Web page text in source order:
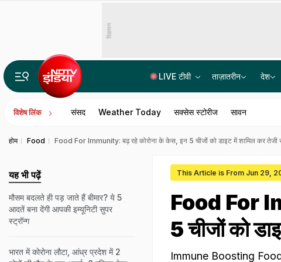
विज्ञापन
LIVE टीवी ताज़ातरीन देश
विशेष लिंक संसद Weather Today सक्सेस स्टोरीज सावन
होम Food Food For Immunity: बढ़ रहे कोरोना के केस, इन 5 चीजों को डाइट में शामिल कर तेजी से
This Article is From Jun 29,
Food For
5 चीजों को
Immune Boosting
यह भी पढ़ें
मौसम बदलते ही पड़ जाते हैं बीमार? ये 5
आदतें बना देंगी आपकी इम्यूनिटी सुपर
स्ट्रॉन्ग
भारत में कोरोना लौटा, आंध्र प्रदेश में 2